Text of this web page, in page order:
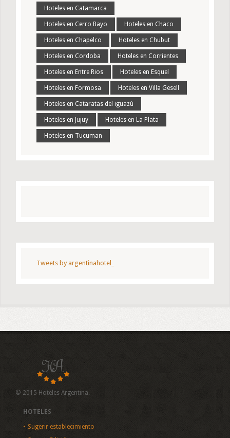
Hoteles en Catamarca
Hoteles en Cerro Bayo Hoteles en Chaco
Hoteles en Chapelco Hoteles en Chubut
Hoteles en Cordoba Hoteles en Corrientes
Hoteles en Entre Rios Hoteles en Esquel
Hoteles en Formosa Hoteles en Villa Gesell
Hoteles en Cataratas del iguazú
Hoteles en Jujuy Hoteles en La Plata
Hoteles en Tucuman
Tweets by argentinahotel_
© 2015 Hoteles Argentina.
HOTELES
Sugerir establecimiento